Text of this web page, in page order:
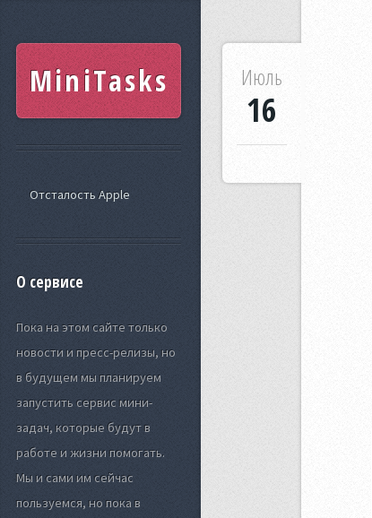
MiniTasks
Отсталость Apple
О сервисе
Пока на этом сайте только
новости и пресс-релизы, но
в будущем мы планируем
запустить сервис мини-
задач, которые будут в
работе и жизни помогать.
Мы и сами им сейчас
пользуемся, но пока в
Июль
16